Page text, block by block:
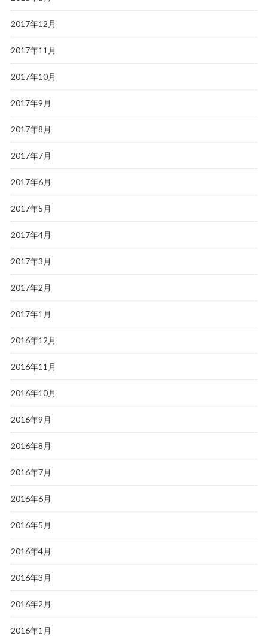
2017年12月
2017年11月
2017年10月
2017年9月
2017年8月
2017年7月
2017年6月
2017年5月
2017年4月
2017年3月
2017年2月
2017年1月
2016年12月
2016年11月
2016年10月
2016年9月
2016年8月
2016年7月
2016年6月
2016年5月
2016年4月
2016年3月
2016年2月
2016年1月